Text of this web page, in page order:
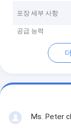
포장 세부 사항
공급 능력
Ms. Peter